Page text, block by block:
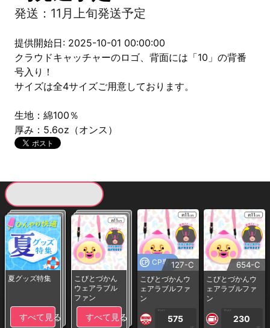
発送：11月上旬発送予定
提供開始日: 2025-10-01 00:00:00
クラウドキャッチャーのロゴ、背面には「10」の背番
号入り！
サイズは全4サイズご用意しております。
生地：綿100％
厚み：5.6oz（オンス）
夏グッズ特集
すべて見る
こびとづかん
ウェアラブル
ファン
すべて見る
CP専用127-C
こびとづかんウ
ェアラブルファ
ン
1PLAY
575
CP
654-C
こびとづかんウ
ェアラブルファ
ン
1PLAY
230
CP